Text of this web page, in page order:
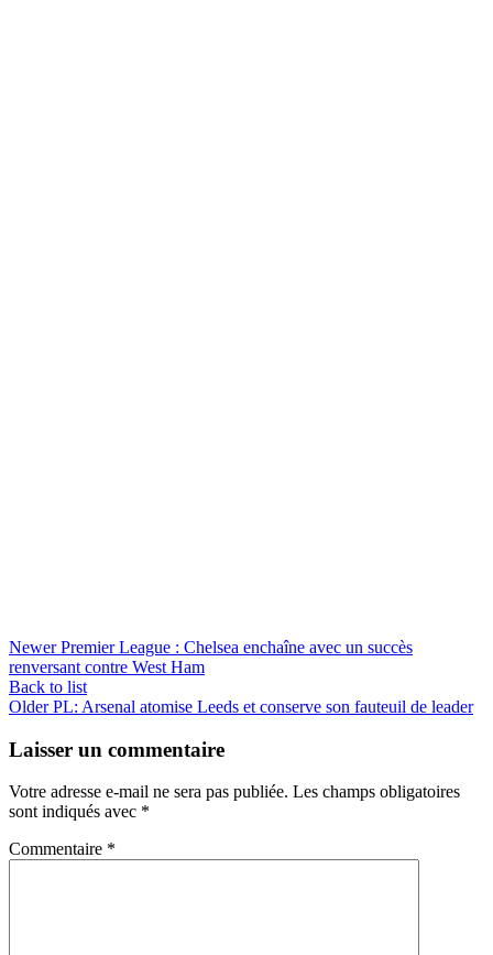
Newer Premier League : Chelsea enchaîne avec un succès
renversant contre West Ham
Back to list
Older PL: Arsenal atomise Leeds et conserve son fauteuil de leader
Laisser un commentaire
Votre adresse e-mail ne sera pas publiée. Les champs obligatoires
sont indiqués avec *
Commentaire *